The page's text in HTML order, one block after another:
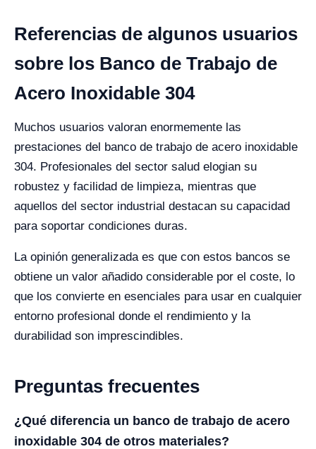
Referencias de algunos usuarios
sobre los Banco de Trabajo de
Acero Inoxidable 304
Muchos usuarios valoran enormemente las
prestaciones del banco de trabajo de acero inoxidable
304. Profesionales del sector salud elogian su
robustez y facilidad de limpieza, mientras que
aquellos del sector industrial destacan su capacidad
para soportar condiciones duras.
La opinión generalizada es que con estos bancos se
obtiene un valor añadido considerable por el coste, lo
que los convierte en esenciales para usar en cualquier
entorno profesional donde el rendimiento y la
durabilidad son imprescindibles.
Preguntas frecuentes
¿Qué diferencia un banco de trabajo de acero
inoxidable 304 de otros materiales?